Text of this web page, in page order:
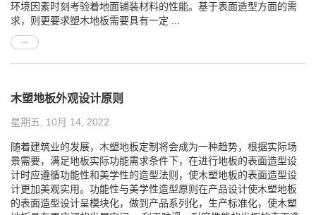
环境因素时刻考验着地面铺装材料的性能。基于表面造型方面的需
求，则更要求塑木地板需要具有一定 ...
木塑地板外观设计原则
星期五, 10月 14, 2022
随着建筑业的发展，木塑地板定制将会成为一种趋势，根据实际场
景需要，满足地板实际功能需求条件下，在进行地板的表面造型设
计时应遵循功能性和美学性的造型法则，使木塑地板的表面造型设
计更加美观实用。功能性与美学性造型原则在产品设计使木塑地板
的表面造型设计呈模块化，做到产品系列化，生产标准化，使木塑